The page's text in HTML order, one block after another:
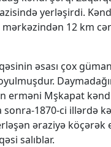
yerləşirdi.
mərkəzindən 12 km
əsası çox
erməni Mşkapat
sonra-1870-ci illərdə
əraziyə köçərək
salıblar.